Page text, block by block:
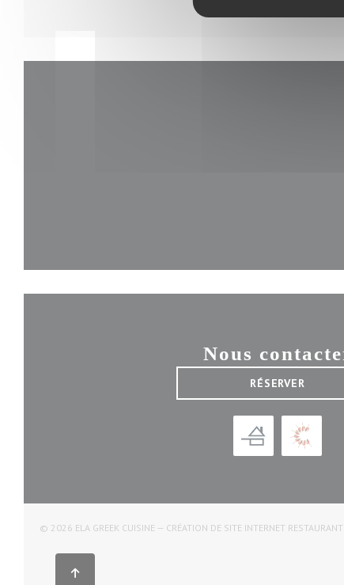
Nous
RÉSERVER
© 2026 ELA GREEK CUISINE — CRÉATION DE SITE INTERNET RESTAURANT